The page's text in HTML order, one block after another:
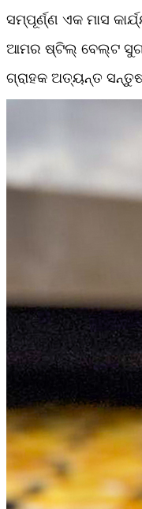
ସମ୍ପୂର୍ଣ୍ଣ ଏକ ମାସ
ଆମର ଷ୍ଟିଲ୍ ବେଲ୍ଟ
ଗ୍ରାହକ ଅତ୍ୟନ୍ତ